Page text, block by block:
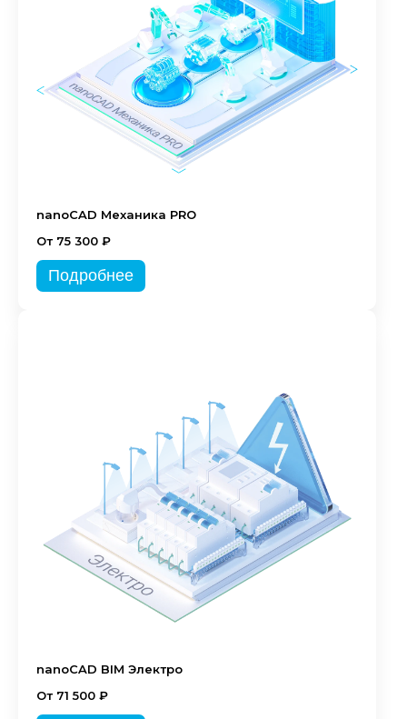
nanoCAD Механика PRO
От 75 300 ₽
Подробнее
nanoCAD BIM Электро
От 71 500 ₽